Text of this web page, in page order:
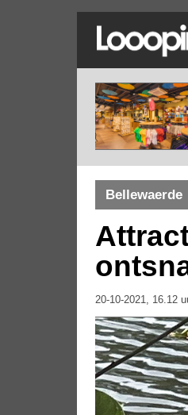
Bellewaerde
20-10-2021, 16.12